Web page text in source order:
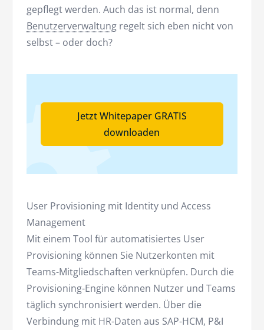
gepflegt werden. Auch das ist normal, denn
Benutzerverwaltung regelt sich eben nicht von
selbst – oder doch?
Jetzt Whitepaper GRATIS
downloaden
User Provisioning mit Identity und Access
Management
Mit einem Tool für automatisiertes User
Provisioning können Sie Nutzerkonten mit
Teams-Mitgliedschaften verknüpfen. Durch die
Provisioning-Engine können Nutzer und Teams
täglich synchronisiert werden. Über die
Verbindung mit HR-Daten aus SAP-HCM, P&I